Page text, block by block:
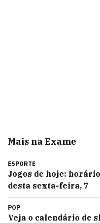
Mais na Exame
ESPORTE
Jogos de hoje:
desta sexta-feira, 7
POP
Veja o calendário de